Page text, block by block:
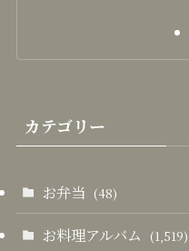
カテゴリー
お弁当 (48)
お料理アルバム (1,519)